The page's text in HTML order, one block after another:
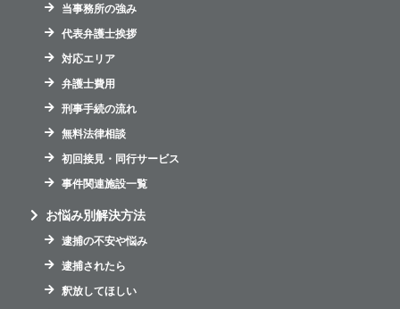
当事務所の強み
代表弁護士挨拶
対応エリア
弁護士費用
刑事手続の流れ
無料法律相談
初回接見・同行サービス
事件関連施設一覧
お悩み別解決方法
逮捕の不安や悩み
逮捕されたら
釈放してほしい